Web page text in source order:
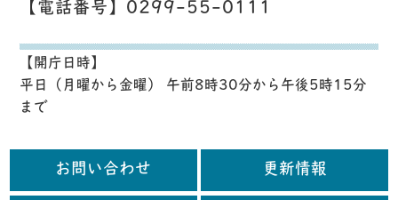
【電話番号】0299-55-0111
【開庁日時】
平日（月曜から金曜） 午前8時30分から午後5時15分
まで
お問い合わせ 更新情報